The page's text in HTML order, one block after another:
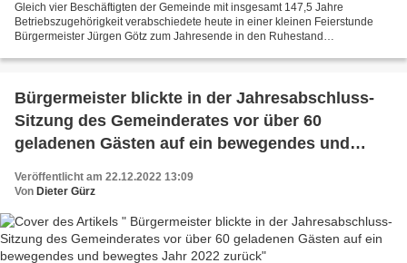
Gleich vier Beschäftigten der Gemeinde mit insgesamt 147,5 Jahre
Betriebszugehörigkeit verabschiedete heute in einer kleinen Feierstunde
Bürgermeister Jürgen Götz zum Jahresende in den Ruhestand
Bürgermeister blickte in der Jahresabschluss-
Sitzung des Gemeinderates vor über 60
geladenen Gästen auf ein bewegendes und
Veröffentlicht am 22.12.2022 13:09
Von Dieter Gürz